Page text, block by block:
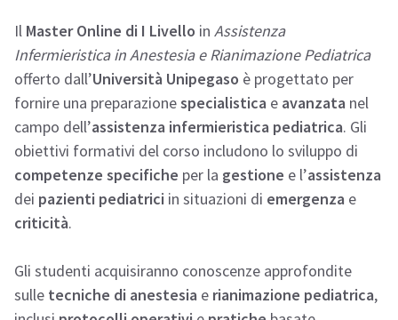
Il Master Online di I Livello in Assistenza
Infermieristica in Anestesia e Rianimazione Pediatrica
offerto dall’Università Unipegaso è progettato per
fornire una preparazionespecialistica e avanzata nel
campo dell’assistenza infermieristica pediatrica. Gli
obiettivi formativi del corso includono lo sviluppo di
competenze specifiche per la gestione e l’assistenza
dei pazienti pediatrici in situazioni di emergenza e
criticità.
Gli studenti acquisiranno conoscenze approfondite
sulle tecniche di anestesia e rianimazione pediatrica,